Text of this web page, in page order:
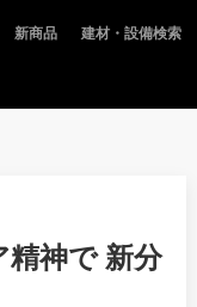
新商品 建材・設備検索
神で 新分